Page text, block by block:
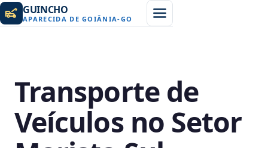
GUINCHO
APARECIDA DE GOIÂNIA-GO
Transporte de
Veículos no Setor